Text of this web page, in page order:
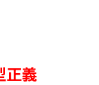
正義